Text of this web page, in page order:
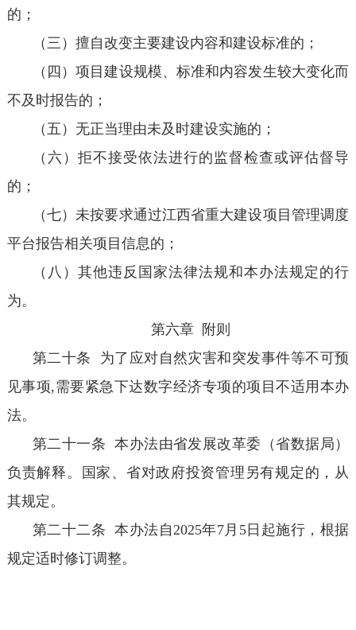
的；
（三）擅自改变主要建设内容和建设标准的；
（四）项目建设规模、标准和内容发生较大变化而
不及时报告的；
（五）无正当理由未及时建设实施的；
（六）拒不接受依法进行的监督检查或评估督导
的；
（七）未按要求通过江西省重大建设项目管理调度
平台报告相关项目信息的；
（八）其他违反国家法律法规和本办法规定的行
为。
第六章 附则
第二十条 为了应对自然灾害和突发事件等不可预
见事项,需要紧急下达数字经济专项的项目不适用本办
法。
第二十一条 本办法由省发展改革委（省数据局）
负责解释。国家、省对政府投资管理另有规定的，从
其规定。
第二十二条 本办法自2025年7月5日起施行，根据
规定适时修订调整。